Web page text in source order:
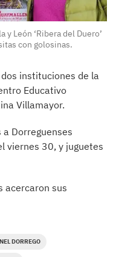
León ‘Ribera del Duero’
con golosinas.
instituciones de la
Educativo
Villamayor.
Dorreguenses
viernes 30, y juguetes
acercaron sus
DORREGO